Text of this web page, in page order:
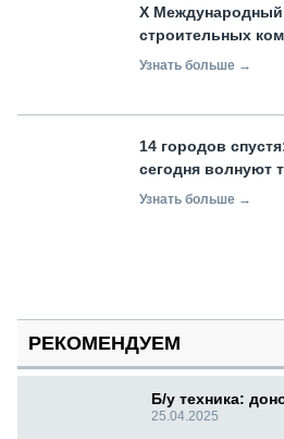
X
строительных
Узнать больше →
14 городов
сегодня волнуют
Узнать больше →
РЕКОМЕНДУЕМ
Б/у техника:
25.04.2025